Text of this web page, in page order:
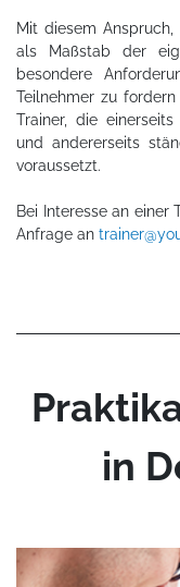
Mit diesem
als Maßstab der
besondere
Teilnehmer zu
Trainer, die
und andererseits
voraussetzt.
Bei Interesse an einer
Anfrage an
in